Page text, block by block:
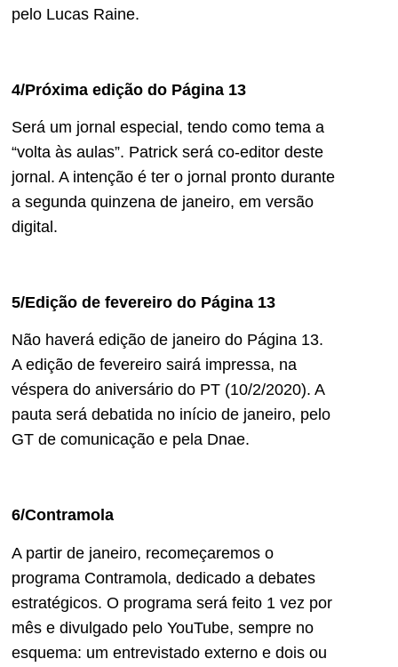
pelo Lucas Raine.
4/Próxima edição do Página 13
Será um jornal especial, tendo como tema a
“volta às aulas”. Patrick será co-editor deste
jornal. A intenção é ter o jornal pronto durante
a segunda quinzena de janeiro, em versão
digital.
5/Edição de fevereiro do Página 13
Não haverá edição de janeiro do Página 13.
A edição de fevereiro sairá impressa, na
véspera do aniversário do PT (10/2/2020). A
pauta será debatida no início de janeiro, pelo
GT de comunicação e pela Dnae.
6/Contramola
A partir de janeiro, recomeçaremos o
programa Contramola, dedicado a debates
estratégicos. O programa será feito 1 vez por
mês e divulgado pelo YouTube, sempre no
esquema: um entrevistado externo e dois ou